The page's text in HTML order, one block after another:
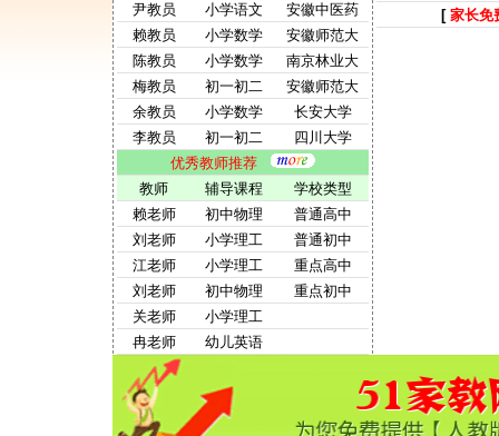
尹教员
小学语文
安徽中医药
赖教员
小学数学
安徽师范大
陈教员
小学数学
南京林业大
梅教员
初一初二
安徽师范大
余教员
小学数学
长安大学
李教员
初一初二
四川大学
优秀教师推荐
教师
辅导课程
学校类型
赖老师
初中物理
普通高中
刘老师
小学理工
普通初中
江老师
小学理工
重点高中
刘老师
初中物理
重点初中
关老师
小学理工
冉老师
幼儿英语
[ 家长免